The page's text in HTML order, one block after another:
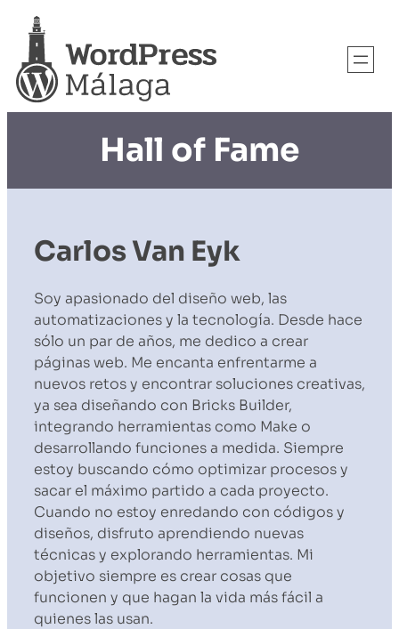
Hall of Fame
Carlos Van Eyk
Soy apasionado del diseño web, las
automatizaciones y la tecnología. Desde hace
sólo un par de años, me dedico a crear
páginas web. Me encanta enfrentarme a
nuevos retos y encontrar soluciones creativas,
ya sea diseñando con Bricks Builder,
integrando herramientas como Make o
desarrollando funciones a medida. Siempre
estoy buscando cómo optimizar procesos y
sacar el máximo partido a cada proyecto.
Cuando no estoy enredando con códigos y
diseños, disfruto aprendiendo nuevas
técnicas y explorando herramientas. Mi
objetivo siempre es crear cosas que
funcionen y que hagan la vida más fácil a
quienes las usan.